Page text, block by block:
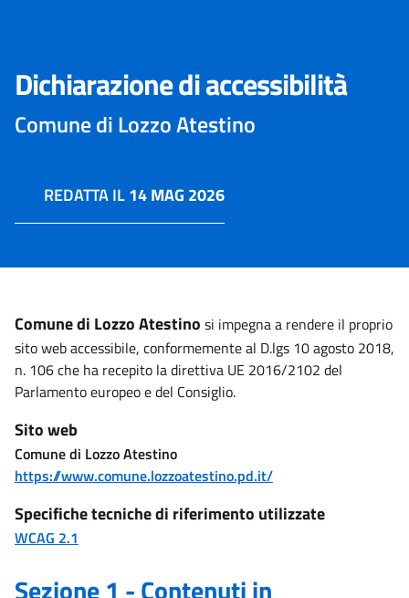
Dichiarazione di accessibilità
Comune di Lozzo Atestino
REDATTA IL14 MAG 2026
Comune di Lozzo Atestino si impegna a rendere il proprio
sito web accessibile, conformemente al D.lgs 10 agosto 2018,
n. 106 che ha recepito la direttiva UE 2016/2102 del
Parlamento europeo e del Consiglio.
Sito web
Comune di Lozzo Atestino
https://www.comune.lozzoatestino.pd.it/
Specifiche tecniche di riferimento utilizzate
WCAG 2.1